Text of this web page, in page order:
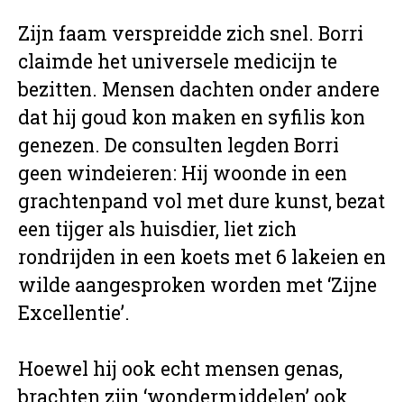
Zijn faam verspreidde zich snel. Borri
claimde het universele medicijn te
bezitten. Mensen dachten onder andere
dat hij goud kon maken en syfilis kon
genezen. De consulten legden Borri
geen windeieren: Hij woonde in een
grachtenpand vol met dure kunst, bezat
een tijger als huisdier, liet zich
rondrijden in een koets met 6 lakeien en
wilde aangesproken worden met ‘Zijne
Excellentie’.
Hoewel hij ook echt mensen genas,
brachten zijn ‘wondermiddelen’ ook